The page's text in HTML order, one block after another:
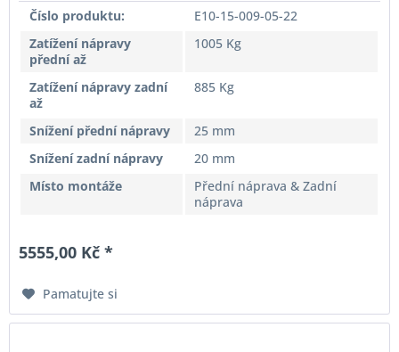
Číslo produktu:
E10-15-009-05-22
Zatížení nápravy
přední až
1005 Kg
Zatížení nápravy zadní
až
885 Kg
Snížení přední nápravy
25 mm
Snížení zadní nápravy
20 mm
Místo montáže
Přední náprava & Zadní
náprava
5555,00 Kč *
Pamatujte si